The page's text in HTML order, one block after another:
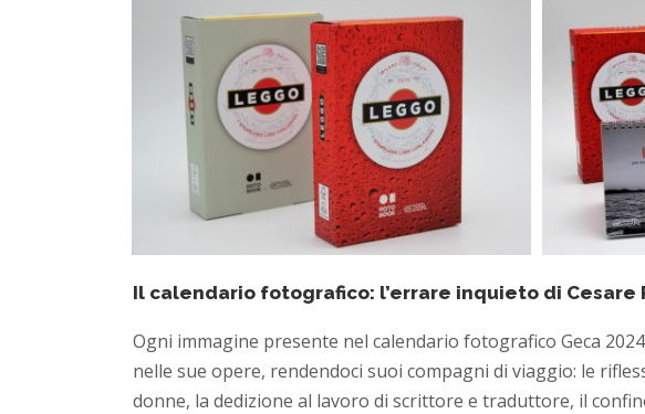
Il calendario fotografico: l’errare inquieto di Cesare
Ogni immagine presente nel calendario fotografico Geca
nelle sue opere, rendendoci suoi compagni di viaggio: le
donne, la dedizione al lavoro di scrittore e traduttore, il